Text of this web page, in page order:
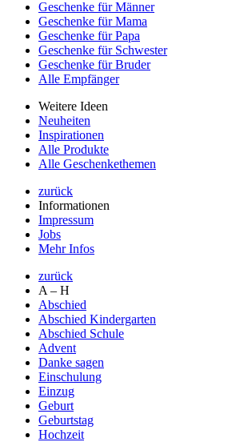
Geschenke für Männer
Geschenke für Mama
Geschenke für Papa
Geschenke für Schwester
Geschenke für Bruder
Alle Empfänger
Weitere Ideen
Neuheiten
Inspirationen
Alle Produkte
Alle Geschenkethemen
zurück
Informationen
Impressum
Jobs
Mehr Infos
zurück
A – H
Abschied
Abschied Kindergarten
Abschied Schule
Advent
Danke sagen
Einschulung
Einzug
Geburt
Geburtstag
Hochzeit